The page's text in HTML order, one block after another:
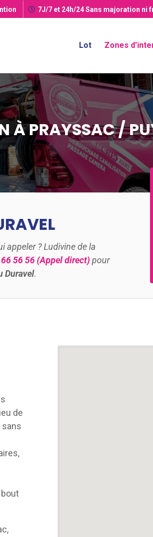
7J/7 et 24h/24Sans majoration ni
Lot Zones
À PRAYSSAC /
appeler ? Ludivine de la
56 56 (Appel direct)pour
Duravel.
de
sans
bout